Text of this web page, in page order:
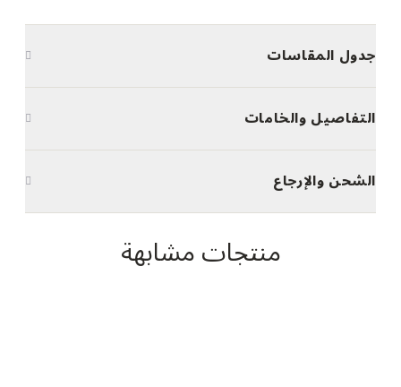
جدول المقاسات
التفاصيل والخامات
الشحن والإرجاع
منتجات مشابهة